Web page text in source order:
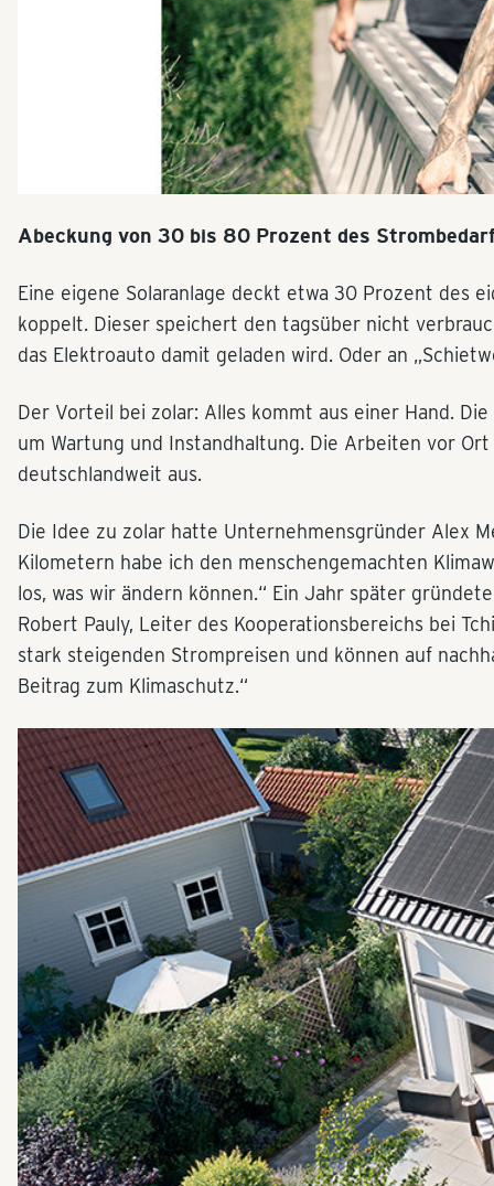
Abeckung von 30 bis 80 Prozent des
Eine eigene Solaranlage deckt etwa 30 Prozent des
koppelt. Dieser speichert den tagsüber nicht
das Elektroauto damit geladen wird. Oder an
Der Vorteil bei zolar: Alles kommt aus einer Hand.
um Wartung und Instandhaltung. Die Arbeiten vor
deutschlandweit aus.
Die Idee zu zolar hatte Unternehmensgründer Alex
Kilometern habe ich den menschengemachten
los, was wir ändern können.“ Ein Jahr später
Robert Pauly, Leiter des Kooperationsbereichs bei
stark steigenden Strompreisen und können auf
Beitrag zum Klimaschutz.“